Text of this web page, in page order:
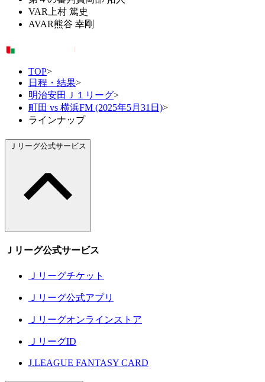
VAR 上村 篤史
AVAR熊谷 幸剛
TOP>
日程・結果>
明治安田Ｊ１リーグ>
町田 vs 横浜FM (2025年5月31日)>
ラインナップ
Ｊリーグ公式サービス
Ｊリーグ公式サービス
Ｊリーグチケット
Ｊリーグ公式アプリ
Ｊリーグオンラインストア
ＪリーグID
J.LEAGUE FANTASY CARD